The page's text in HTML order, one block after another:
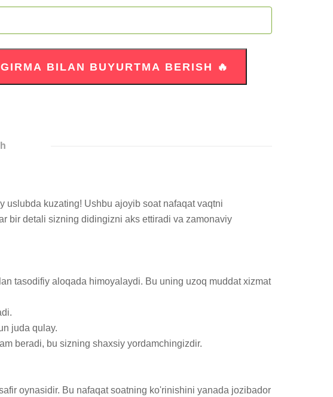
kuzating! Ushbu ajoyib soat nafaqat vaqtni
bir detali sizning didingizni aks ettiradi va zamonaviy
tasodifiy aloqada himoyalaydi. Bu uning uzoq muddat xizmat
juda qulay.
beradi, bu sizning shaxsiy yordamchingizdir.
oynasidir. Bu nafaqat soatning ko'rinishini yanada jozibador